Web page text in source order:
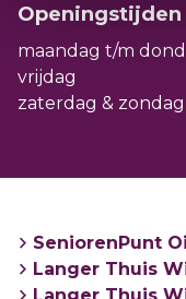
Adres: gebouw
Veldhoven
Openingstijden
maandag t/m
vrijdag
zaterdag & zondag
SeniorenPunt
Langer Thuis